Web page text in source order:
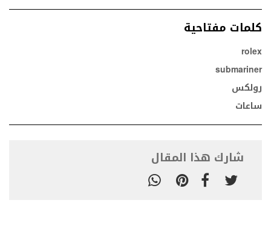
كلمات مفتاحية
rolex
submariner
رولكس
ساعات
شارك هذا المقال